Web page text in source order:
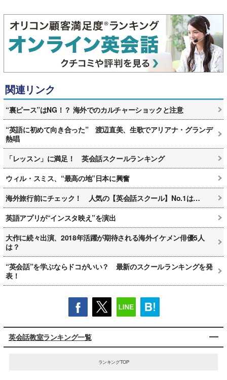
関連リンク
“裏ピース”はNG！？ 海外でのカルチャーショックと注意
“英語に初めて向き合った” 渡辺直美、生歌でアリアナ・グランデ
熱唱
「レッスン」に満足！ 英会話スクールランキング
ウィル・スミス、“最高の地”日本に興奮
海外旅行前にチェック！ 人気の【英会話スクール】No.1は…
英語アプリが“インスタ映え”を演出
大作に続々出演、2018年活躍が期待される海外イケメン俳優5人
は？
“英会話”を学ぶならドコがいい？ 最新のスクールランキングを発
表！
英会話教室ランキング一覧
ランキングTOP